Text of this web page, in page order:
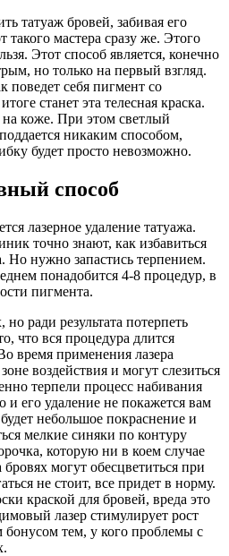
татуаж бровей, забивая его
такого мастера сразу же. Этого
Этот способ является, конечно
но только на первый взгляд.
поведет себя пигмент со
станет эта телесная краска.
коже. При этом светлый
никаким способом,
будет просто невозможно.
способ
лазерное удаление татуажа.
точно знают, как избавиться
Но нужно запастись терпением.
понадобится 4-8 процедур, в
пигмента.
ради результата потерпеть
что вся процедура длится
время применения лазера
воздействия и могут слезиться
терпели процесс набивания
и его удаление не покажется вам
небольшое покраснение и
мелкие синяки по контуру
которую ни в коем случае
могут обесцветиться при
не стоит, все придет в норму.
краской для бровей, вреда это
лазер стимулирует рост
бонусом тем, у кого проблемы с